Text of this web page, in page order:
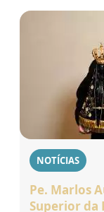
NOTÍCIAS
Pe. Marlos
Superior da